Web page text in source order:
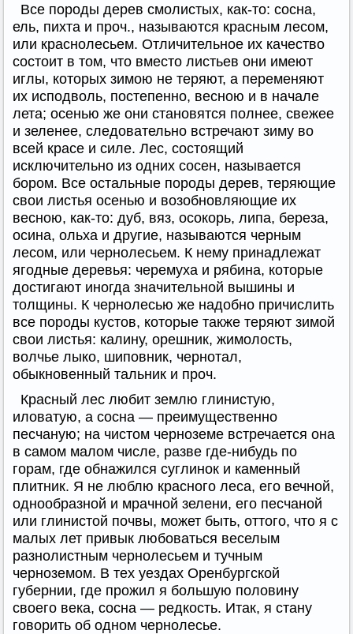
Все породы дерев смолистых, как-то: сосна,
ель, пихта и проч., называются красным лесом,
или краснолесьем. Отличительное их качество
состоит в том, что вместо листьев они имеют
иглы, которых зимою не теряют, а переменяют
их исподволь, постепенно, весною и в начале
лета; осенью же они становятся полнее, свежее
и зеленее, следовательно встречают зиму во
всей красе и силе. Лес, состоящий
исключительно из одних сосен, называется
бором. Все остальные породы дерев, теряющие
свои листья осенью и возобновляющие их
весною, как-то: дуб, вяз, осокорь, липа, береза,
осина, ольха и другие, называются черным
лесом, или чернолесьем. К нему принадлежат
ягодные деревья: черемуха и рябина, которые
достигают иногда значительной вышины и
толщины. К чернолесью же надобно причислить
все породы кустов, которые также теряют зимой
свои листья: калину, орешник, жимолость,
волчье лыко, шиповник, чернотал,
обыкновенный тальник и проч.
Красный лес любит землю глинистую,
иловатую, а сосна — преимущественно
песчаную; на чистом черноземе встречается она
в самом малом числе, разве где-нибудь по
горам, где обнажился суглинок и каменный
плитник. Я не люблю красного леса, его вечной,
однообразной и мрачной зелени, его песчаной
или глинистой почвы, может быть, оттого, что я с
малых лет привык любоваться веселым
разнолистным чернолесьем и тучным
черноземом. В тех уездах Оренбургской
губернии, где прожил я большую половину
своего века, сосна — редкость. Итак, я стану
говорить об одном чернолесье.